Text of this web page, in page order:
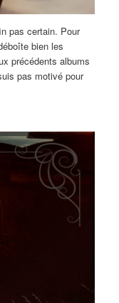
pas certain. Pour
bien les
précédents albums
pas motivé pour